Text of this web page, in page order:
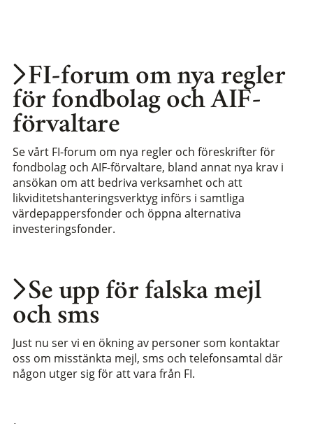
Se upp för falska mejl
och sms
Just nu ser vi en ökning av personer som kontaktar
oss om misstänkta mejl, sms och telefonsamtal där
någon utger sig för att vara från FI.
FI-forum om nya regler
för fondbolag och AIF-
förvaltare
Se vårt FI-forum om nya regler och föreskrifter för
fondbolag och AIF-förvaltare, bland annat nya krav i
ansökan om att bedriva verksamhet och att
likviditetshanteringsverktyg införs i samtliga
värdepappersfonder och öppna alternativa
investeringsfonder.